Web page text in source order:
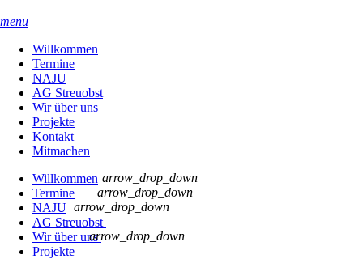
menu
Willkommen
Termine
NAJU
AG Streuobst
Wir über uns
Projekte
Kontakt
Mitmachen
Willkommen
Termine
NAJU
AG Streuobst
arrow_drop_down
Wir über uns
arrow_drop_down
Projekte
arrow_drop_down
arrow_drop_down